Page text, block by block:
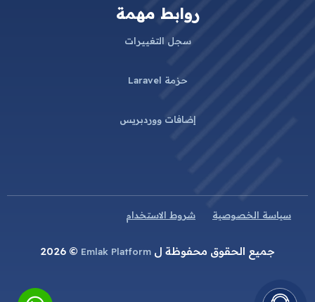
روابط مهمة
سجل التغييرات
حزمة Laravel
إضافات ووردبريس
سياسة الخصوصية شروط الاستخدام
جميع الحقوق محفوظة ل Emlak Platform
© 2026